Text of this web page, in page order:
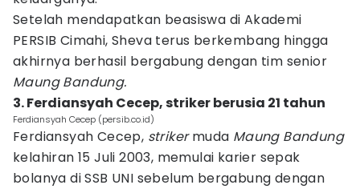
Setelah mendapatkan beasiswa di Akademi
PERSIB Cimahi, Sheva terus berkembang hingga
akhirnya berhasil bergabung dengan tim senior
Maung Bandung.
3. Ferdiansyah Cecep, striker berusia 21 tahun
Ferdiansyah Cecep (persib.co.id)
Ferdiansyah Cecep, strikermuda Maung Bandung
kelahiran 15 Juli 2003, memulai karier sepak
bolanya di SSB UNI sebelum bergabung dengan